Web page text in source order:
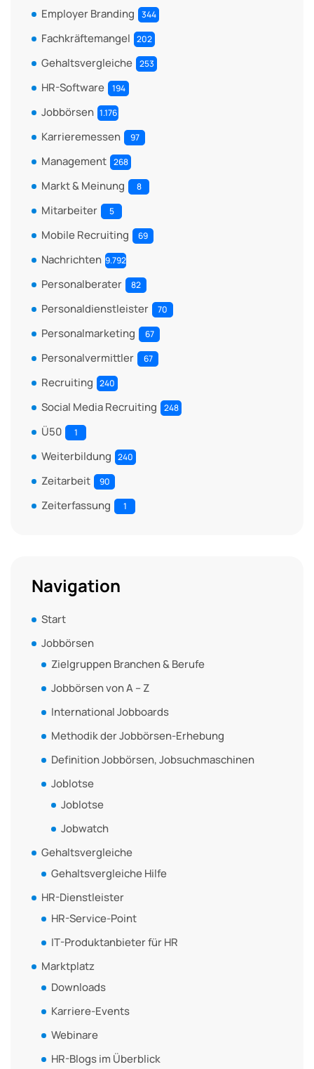
Employer Branding 344
Fachkräftemangel 202
Gehaltsvergleiche 253
HR-Software 194
Jobbörsen 1.176
Karrieremessen 97
Management 268
Markt & Meinung 8
Mitarbeiter 5
Mobile Recruiting 69
Nachrichten 9.792
Personalberater 82
Personaldienstleister 70
Personalmarketing 67
Personalvermittler 67
Recruiting 240
Social Media Recruiting 248
Ü50 1
Weiterbildung 240
Zeitarbeit 90
Zeiterfassung 1
Navigation
Start
Jobbörsen
Zielgruppen Branchen & Berufe
Jobbörsen von A – Z
International Jobboards
Methodik der Jobbörsen-Erhebung
Definition Jobbörsen, Jobsuchmaschinen
Joblotse
Joblotse
Jobwatch
Gehaltsvergleiche
Gehaltsvergleiche Hilfe
HR-Dienstleister
HR-Service-Point
IT-Produktanbieter für HR
Marktplatz
Downloads
Karriere-Events
Webinare
HR-Blogs im Überblick